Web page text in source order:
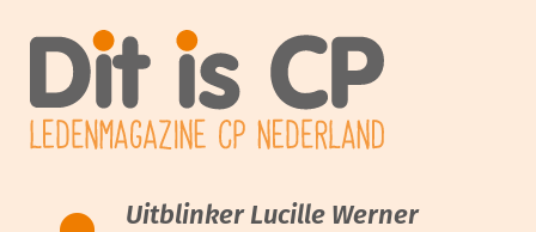
Uitblinker Lucille Werner